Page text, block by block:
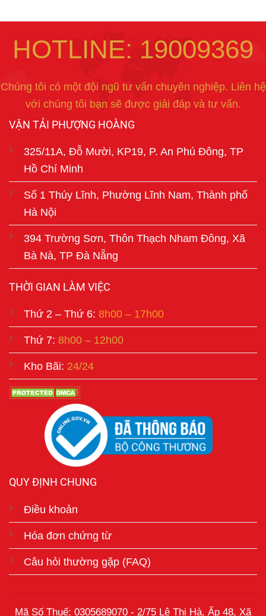
HOTLINE: 19009369
Chúng tôi có một đội ngũ tư vấn chuyên nghiệp. Liên hệ
với chúng tôi bạn sẽ được giải đáp và tư vấn.
VẬN TẢI PHƯỢNG HOÀNG
325/11A, Đỗ Mười, KP19, P. An Phú Đông, TP
Hồ Chí Minh
Số 1 Thúy Lĩnh, Phường Lĩnh Nam, Thành phố
Hà Nội
394 Trường Sơn, Thôn Thạch Nham Đông, Xã
Bà Nà, TP Đà Nẵng
THỜI GIAN LÀM VIỆC
Thứ 2 – Thứ 6: 8h00 – 17h00
Thứ 7: 8h00 – 12h00
Kho Bãi: 24/24
QUY ĐỊNH CHUNG
Điều khoản
Hóa đơn chứng từ
Câu hỏi thường gặp (FAQ)
Mã Số Thuế: 0305689070 - 2/75 Lê Thị Hà, Ấp 48, Xã